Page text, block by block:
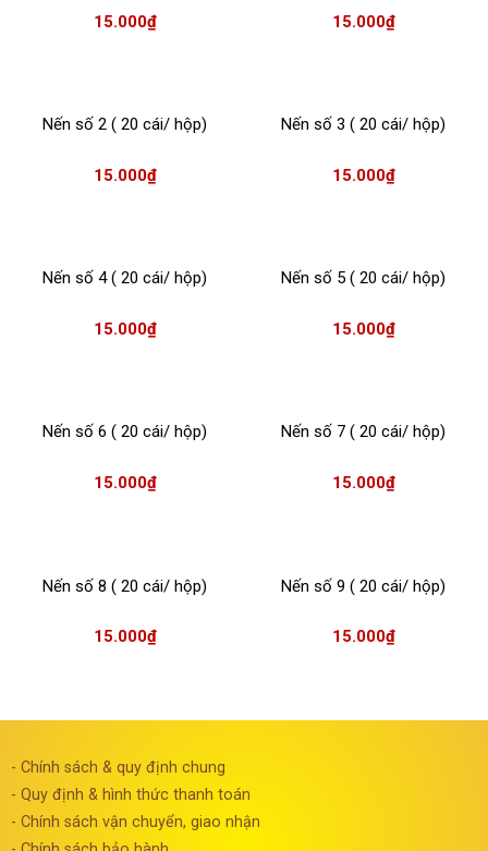
15.000₫ 15.000₫
Nến số 2 ( 20 cái/ hộp)
15.000₫
Nến số 3 ( 20 cái/ hộp)
15.000₫
Nến số 4 ( 20 cái/ hộp)
15.000₫
Nến số 5 ( 20 cái/ hộp)
15.000₫
Nến số 6 ( 20 cái/ hộp)
15.000₫
Nến số 7 ( 20 cái/ hộp)
15.000₫
Nến số 8 ( 20 cái/ hộp)
15.000₫
Nến số 9 ( 20 cái/ hộp)
15.000₫
- Chính sách & quy định chung
- Quy định & hình thức thanh toán
- Chính sách vận chuyển, giao nhận